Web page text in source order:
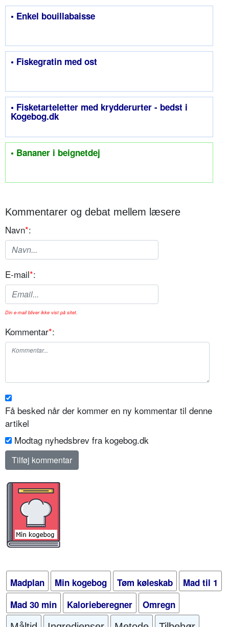
• Enkel bouillabaisse
• Fiskegratin med ost
• Fisketarteletter med krydderurter - bedst i
Kogebog.dk
• Bananer i beignetdej
Kommentarer og debat mellem læsere
Navn*:
E-mail*:
Din e-mail bliver ikke vist på sitet.
Kommentar*:
Få besked når der kommer en ny kommentar til denne
artikel
Modtag nyhedsbrev fra kogebog.dk
Madplan Min kogebog Tøm køleskab
Mad til 1
Mad 30 min
Kalorieberegner Omregn